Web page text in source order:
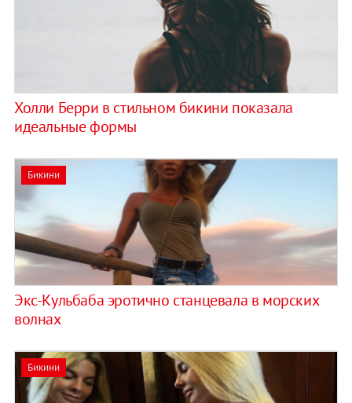
Холли Берри в стильном бикини показала
идеальные формы
Бикини
Экс-Кульбаба эротично станцевала в морских
волнах
Бикини